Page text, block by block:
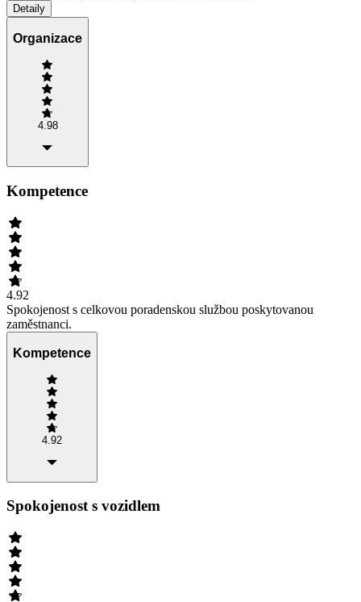
Detaily
Organizace
4.98
Kompetence
4.92
Spokojenost s celkovou poradenskou službou poskytovanou
zaměstnanci.
Kompetence
4.92
Spokojenost s vozidlem